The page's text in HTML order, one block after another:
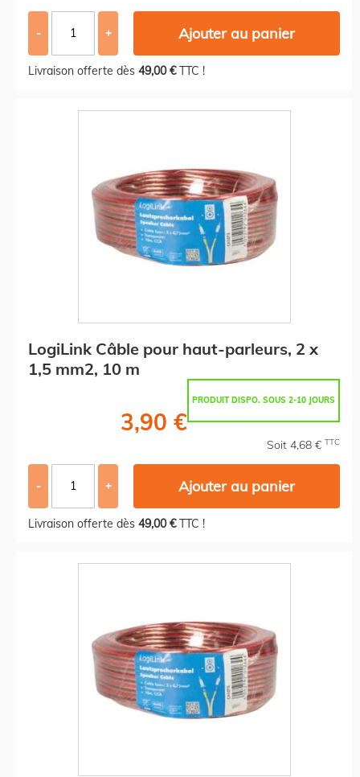
- + Ajouter au panier
Livraison offerte dès 49,00 €TTC !
LogiLink Câble pour haut-parleurs, 2 x
1,5 mm2, 10 m
PRODUIT DISPO. SOUS 2-10 JOURS
3,90 €
Soit 4,68 € TTC
- + Ajouter au panier
Livraison offerte dès 49,00 €TTC !